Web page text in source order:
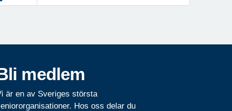
medlem
är en av Sveriges största
Hos oss delar du